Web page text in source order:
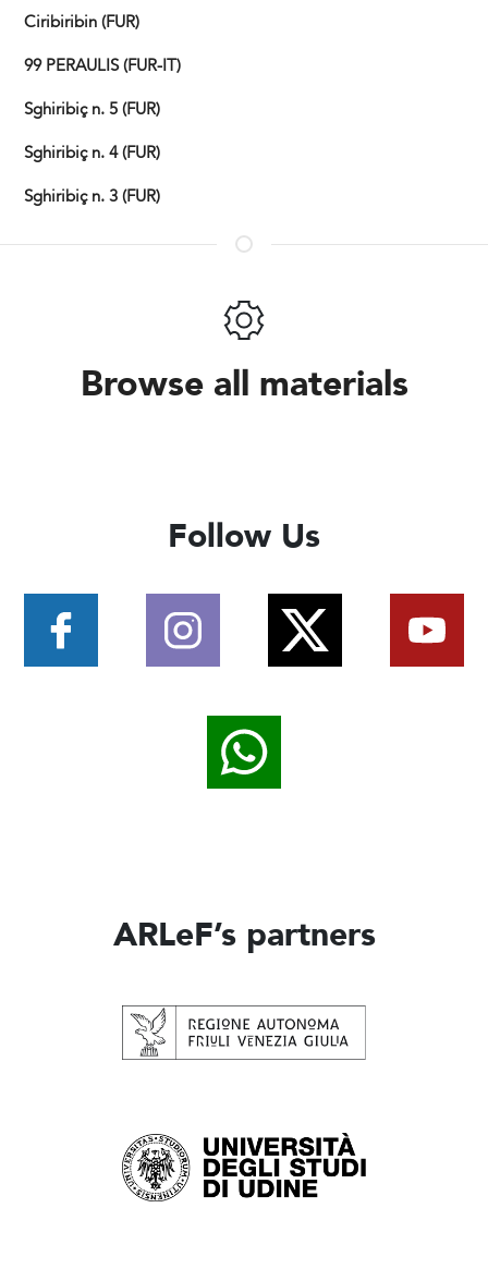
Ciribiribin (FUR)
99 PERAULIS (FUR-IT)
Sghiribiç n. 5 (FUR)
Sghiribiç n. 4 (FUR)
Sghiribiç n. 3 (FUR)
Browse all materials
Follow Us
ARLeF’s partners